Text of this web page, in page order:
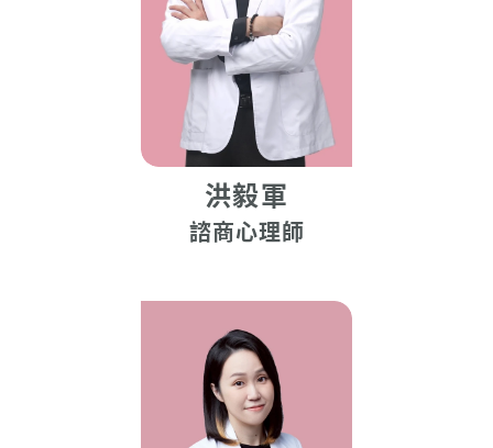
洪毅軍
諮商心理師